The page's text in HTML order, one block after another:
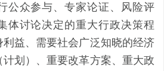
公众参与、专家论证、风险评
体讨论决定的重大行政决策程
益、需要社会广泛知晓的经济
划）、重要改革方案、重大政